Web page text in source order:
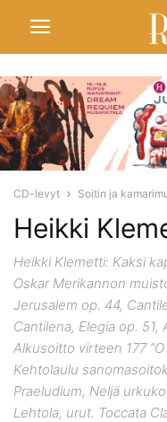
CD-levyt Soitin ja
Heikki
Heikki Klemetti: Kaksi
Oskar Merikannon
Jerusalem op. 44,
Cantilena, Elegia op.
Alkusoitto virteen 177
Kehtolaulu
Praeludium, Neljä
Lehtola, urut. Toccata